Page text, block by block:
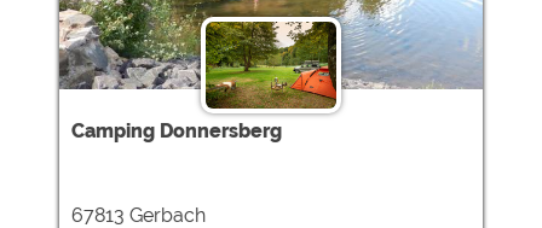
Camping Donnersberg
67813 Gerbach